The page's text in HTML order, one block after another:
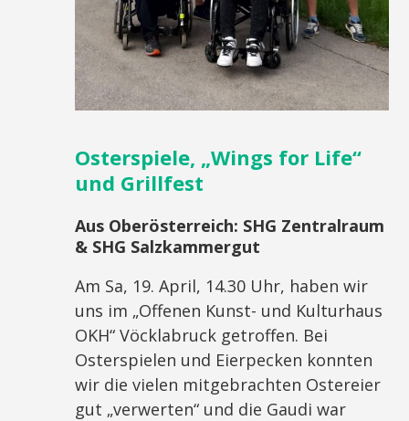
Osterspiele, „Wings for Life“
und Grillfest
Aus Oberösterreich: SHG Zentralraum
& SHG Salzkammergut
Am Sa, 19. April, 14.30 Uhr, haben wir
uns im „Offenen Kunst- und Kulturhaus
OKH“ Vöcklabruck getroffen. Bei
Osterspielen und Eierpecken konnten
wir die vielen mitgebrachten Ostereier
gut „verwerten“ und die Gaudi war